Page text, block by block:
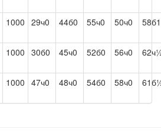
1000 29ч0 44б0 55ч0 50ч0 58б1
1000 30б0 45ч0 52б0 56ч0
1000 47ч0 48ч0 54б0 58ч0